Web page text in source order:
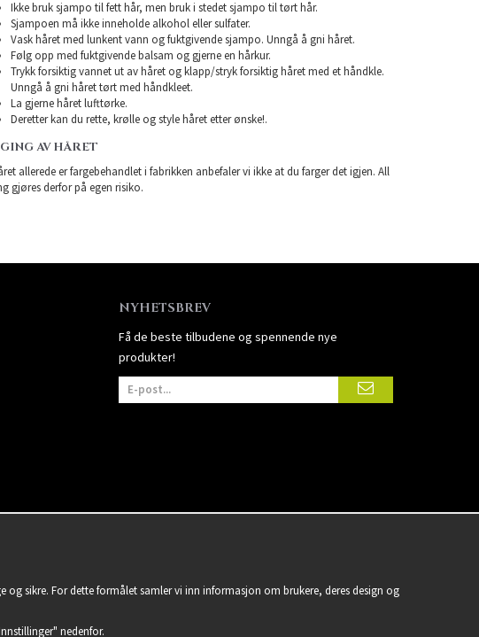
Ikke bruk sjampo til fett hår, men bruk i stedet sjampo til tørt hår.
Sjampoen må ikke inneholde alkohol eller sulfater.
Vask håret med lunkent vann og fuktgivende sjampo. Unngå å gni håret.
Følg opp med fuktgivende balsam og gjerne en hårkur.
Trykk forsiktig vannet ut av håret og klapp/stryk forsiktig håret med et håndkle.
Unngå å gni håret tørt med håndkleet.
La gjerne håret lufttørke.
Deretter kan du rette, krølle og style håret etter ønske!.
AV HÅRET
allerede er fargebehandlet i fabrikken anbefaler vi ikke at du farger det igjen. All
gjøres derfor på egen risiko.
NYHETSBREV
Få de beste tilbudene og spennende nye
produkter!
sikre. For dette formålet samler vi inn informasjon om brukere, deres design og
nedenfor.